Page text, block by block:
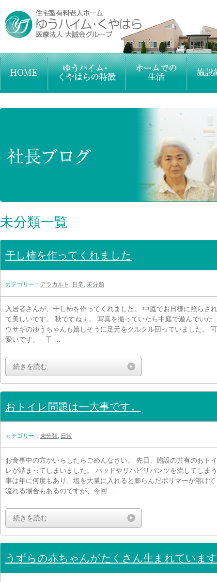
未分類一覧
干し柿を作ってくれました
カテゴリー： アラカルト , 日常, 未分類
入居者さんが、干し柿を作ってくれました。 中庭でお日様に照らされ
て美しいです。 秋ですねぇ。 写真を撮っていたら中庭で遊んでいた
ウサギのゆうちゃんも嬉しそうに足元をクルクル回っていました。 可
愛いです。 干 …
続きを読む
おトイレ問題は一大事です。
カテゴリー： 未分類, 日常
お食事中の方がいらしたらごめんなさい。 先日、施設の共有のおトイ
レが詰まってしまいました。 パッドやリハビリパンツを流してしまう
事は年に何度もあり、塩を大量に入れると膨らんだポリマーが溶けて
流れる場合もあるのですが、今回 …
続きを読む
うずらの赤ちゃんがたくさん生まれていま